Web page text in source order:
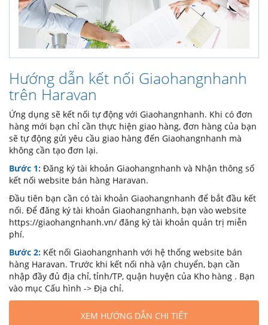
Hướng dẫn kết nối Giaohangnhanh
trên Haravan
Ứng dụng sẽ kết nối tự động với Giaohangnhanh. Khi có đơn
hàng mới bạn chỉ cần thực hiện giao hàng, đơn hàng của bạn
sẽ tự động gửi yêu cầu giao hàng đến Giaohangnhanh mà
không cần tạo đơn lại.
Bước 1: Đăng ký tài khoản Giaohangnhanh và Nhận thông số
kết nối website bán hàng Haravan.
Đầu tiên bạn cần có tài khoản Giaohangnhanh để bắt đầu kết
nối. Để đăng ký tài khoản Giaohangnhanh, bạn vào website
https://giaohangnhanh.vn/ đăng ký tài khoản quản trị miễn
phí.
Bước 2: Kết nối Giaohangnhanh với hệ thống website bán
hàng Haravan. Trước khi kết nối nhà vận chuyển, bạn cần
nhập đầy đủ địa chỉ, tỉnh/TP, quận huyện của Kho hàng . Bạn
vào mục Cấu hình -> Địa chỉ.
XEM HƯỚNG DẪN CHI TIẾT